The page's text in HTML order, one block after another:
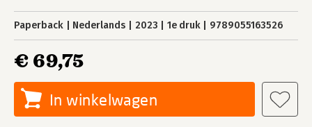
Paperback Nederlands 2023 1e druk 9789055163526
€ 69,75
In winkelwagen